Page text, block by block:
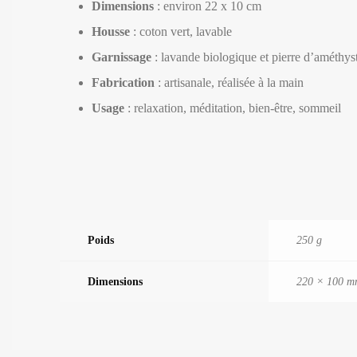
Dimensions : environ 22 x 10 cm
Housse : coton vert, lavable
Garnissage : lavande biologique et pierre
Fabrication : artisanale, réalisée à la main
Usage : relaxation, méditation, bien-être, sommeil
Poids 250 g
Dimensions 220 × 100